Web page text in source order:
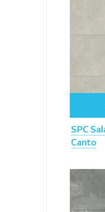
SPC
Canto